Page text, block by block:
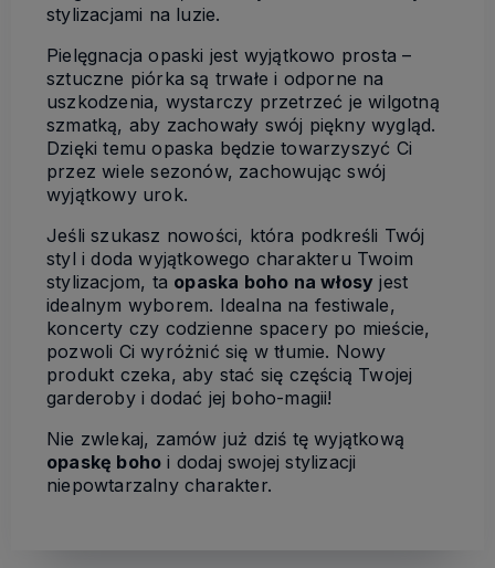
stylizacjami na luzie.
Pielęgnacja opaski jest wyjątkowo prosta –
sztuczne piórka są trwałe i odporne na
uszkodzenia, wystarczy przetrzeć je wilgotną
szmatką, aby zachowały swój piękny wygląd.
Dzięki temu opaska będzie towarzyszyć Ci
przez wiele sezonów, zachowując swój
wyjątkowy urok.
Jeśli szukasz nowości, która podkreśli Twój
styl i doda wyjątkowego charakteru Twoim
stylizacjom, ta opaska boho na włosy jest
idealnym wyborem. Idealna na festiwale,
koncerty czy codzienne spacery po mieście,
pozwoli Ci wyróżnić się w tłumie. Nowy
produkt czeka, aby stać się częścią Twojej
garderoby i dodać jej boho-magii!
Nie zwlekaj, zamów już dziś tę wyjątkową
opaskę boho i dodaj swojej stylizacji
niepowtarzalny charakter.